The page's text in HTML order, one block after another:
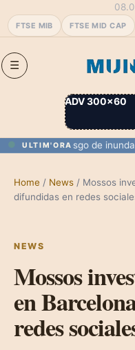
FTSE MIB FTSE MID CAP
ADV 300×60
ULTIM'ORA
y riesgo de
Home / News / Mossos
difundidas en redes
NEWS
Mossos
en
redes